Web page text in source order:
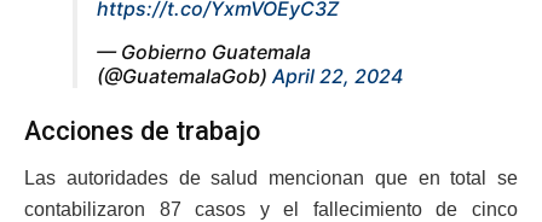
https://t.co/YxmVOEyC3Z
— Gobierno Guatemala
(@GuatemalaGob) April 22, 2024
Acciones de trabajo
Las autoridades de salud mencionan que en total se
contabilizaron 87 casos y el fallecimiento de cinco